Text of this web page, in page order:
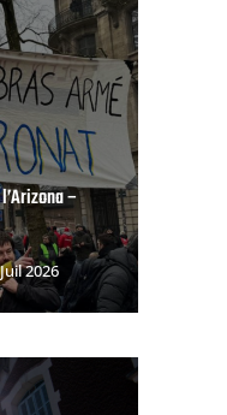
–
2026